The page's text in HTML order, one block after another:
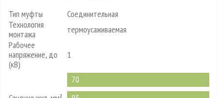
Тип муфты
Соединительная
Технология
монтажа
термоусаживаемая
Рабочее
напряжение, до
(кВ)
1
70